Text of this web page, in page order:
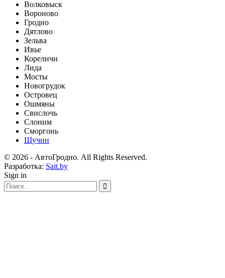
Волковыск
Вороново
Гродно
Дятлово
Зельва
Ивье
Кореличи
Лида
Мосты
Новогрудок
Островец
Ошмяны
Свислочь
Слоним
Сморгонь
Щучин
© 2026 - АвтоГродно. All Rights Reserved.
Разработка: Sait.by
Sign in